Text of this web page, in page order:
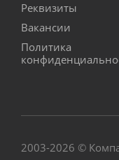
Реквизиты
Вакансии
Политика
2003-2026 ©